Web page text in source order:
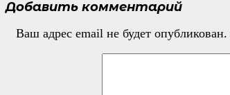
Добавить комментарий
Ваш адрес email не будет опубликован.